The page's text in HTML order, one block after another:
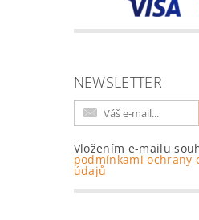
NEWSLETTER
Vložením e-mailu
podmínkami ochrany
údajů